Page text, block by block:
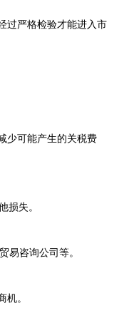
过严格检验才能进入市
少可能产生的关税费
损失。
易咨询公司等。
。